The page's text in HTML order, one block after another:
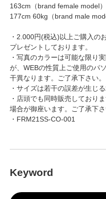
163cm（brand female model
177cm 60kg（brand male
・2.000円(税込)以上ご購入の
プレゼントしております。
・写真のカラーは可能な限り
が、WEBの性質上ご使用のパ
干異なります。ご了承下さい。
・サイズは若干の誤差が生じ
・店頭でも同時販売しており
場合が御座います。ご了承下さ
・FRM21SS-CO-001
Keyword